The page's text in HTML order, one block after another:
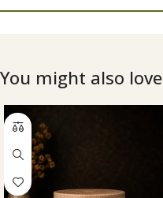
You might also love